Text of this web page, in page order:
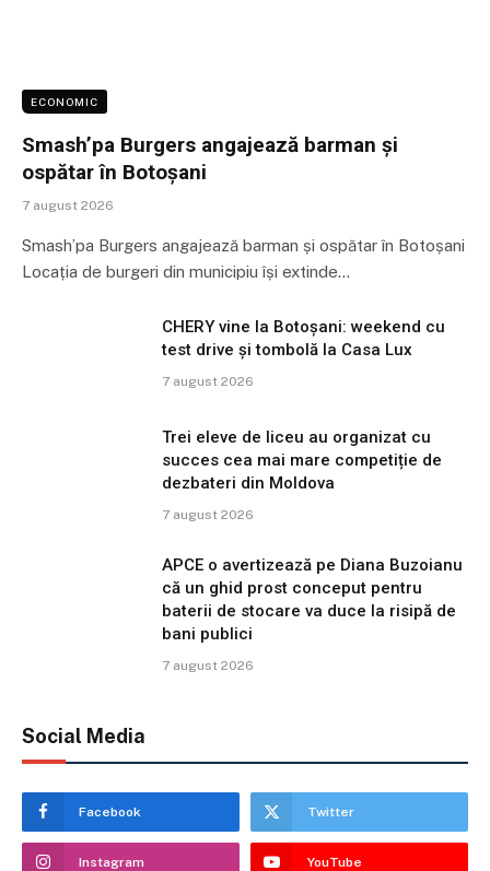
ECONOMIC
Smash’pa Burgers angajează barman și
ospătar în Botoșani
7 august 2026
Smash’pa Burgers angajează barman și ospătar în Botoșani
Locația de burgeri din municipiu își extinde…
CHERY vine la Botoșani: weekend cu
test drive și tombolă la Casa Lux
7 august 2026
Trei eleve de liceu au organizat cu
succes cea mai mare competiție de
dezbateri din Moldova
7 august 2026
APCE o avertizează pe Diana Buzoianu
că un ghid prost conceput pentru
baterii de stocare va duce la risipă de
bani publici
7 august 2026
Social Media
Facebook Twitter
Instagram YouTube